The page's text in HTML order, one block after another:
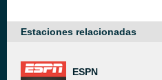
Estaciones relacionadas
ESPN